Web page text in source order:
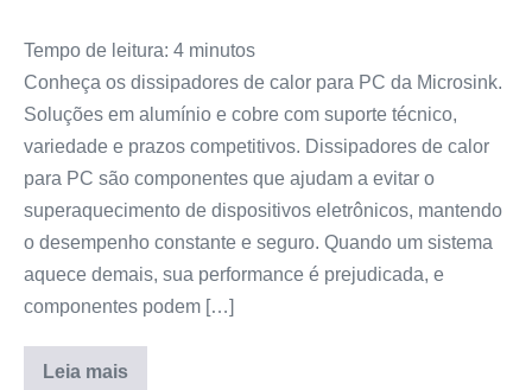
Tempo de leitura: 4 minutos
Conheça os dissipadores de calor para PC da Microsink.
Soluções em alumínio e cobre com suporte técnico,
variedade e prazos competitivos. Dissipadores de calor
para PC são componentes que ajudam a evitar o
superaquecimento de dispositivos eletrônicos, mantendo
o desempenho constante e seguro. Quando um sistema
aquece demais, sua performance é prejudicada, e
componentes podem […]
Leia mais